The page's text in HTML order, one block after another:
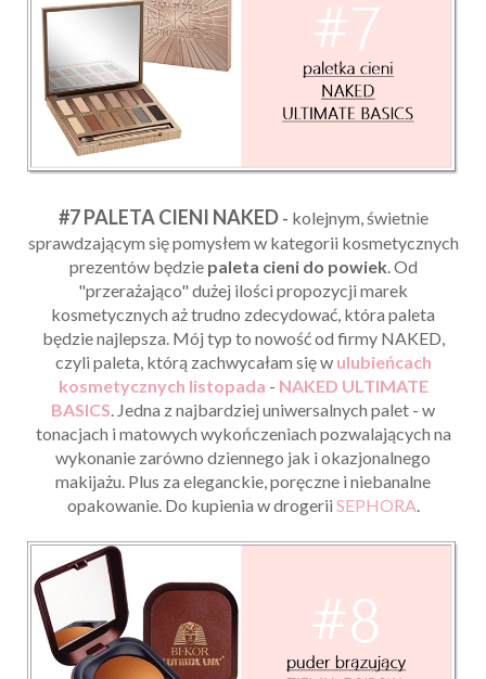
#7 PALETA CIENI NAKED - kolejnym, świetnie
sprawdzającym się pomysłem w kategorii kosmetycznych
prezentów będzie paleta cieni do powiek. Od
"przerażająco" dużej ilości propozycji marek
kosmetycznych aż trudno zdecydować, która paleta
będzie najlepsza. Mój typ to nowość od firmy NAKED,
czyli paleta, którą zachwycałam się w ulubieńcach
kosmetycznych listopada - NAKED ULTIMATE
BASICS. Jedna z najbardziej uniwersalnych palet - w
tonacjach i matowych wykończeniach pozwalających na
wykonanie zarówno dziennego jak i okazjonalnego
makijażu. Plus za eleganckie, poręczne i niebanalne
opakowanie. Do kupienia w drogerii SEPHORA.